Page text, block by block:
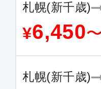
札幌(新千歳)
¥6,450
札幌(新千歳)